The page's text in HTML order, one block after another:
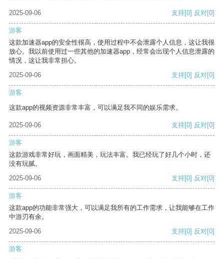
2025-09-06 支持[0] 反对[0]
游客
这款加速器app的安全性很高，使用过程中不会泄露个人信息，这让我很
放心。我以前使用过一些其他的加速器app，经常会出现个人信息泄露的
情况，这让我非常担心。
2025-09-06
支持[0] 反对[0]
游客
这款app的视频资源非常丰富，可以满足我不同的娱乐需求。
2025-09-06 支持[0] 反对[0]
游客
这款游戏非常好玩，画面精美，玩法丰富。我已经玩了好几个小时，还
没有玩腻。
2025-09-06
支持[0] 反对[0]
游客
这款app的功能非常强大，可以满足我所有的工作需求，让我能够在工作
中游刃有余。
2025-09-06
支持[0] 反对[0]
游客